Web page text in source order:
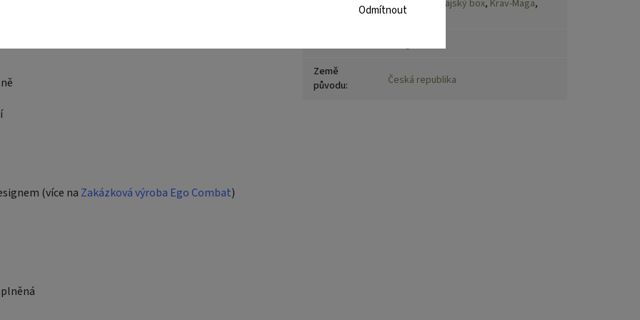
Odmítnout
(více na Zakázková výroba Ego Combat)
, Thajský box, Krav-Maga,
Kick box
Země
původu: Česká republika